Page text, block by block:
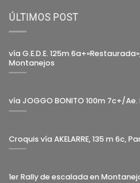
ÚLTIMOS POST
vía G.E.D.E. 125m
Montanejos
vía JOGGO BONITO 100m 7c+/
Croquis vía AKELARRE, 135 m 6c,
1er Rally de escalada en